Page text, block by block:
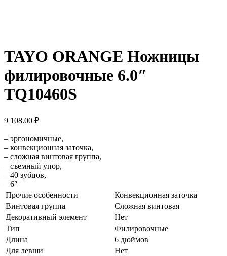
TAYO ORANGE Ножницы
филировочные 6.0″
TQ10460S
9 108.00 ₽
– эргономичные,
– конвекционная заточка,
– сложная винтовая группа,
– съемный упор,
– 40 зубцов,
– 6″
Прочие особенности
Конвекционная заточка
Винтовая группа
Сложная винтовая
Декоративный элемент
Нет
Тип
Филировочные
Длина
6 дюймов
Для левши
Нет